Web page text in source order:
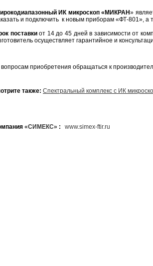
ИК микроскоп «МИКРАН»
и подключить к новым приборам «ФТ-801»,
поставкиот 14 до 45 дней в зависимости от
осуществляет гарантийное и
вопросам приобретения обращаться к
также: Спектральный комплекс с ИК
«СИМЕКС» : www.simex-ftir.ru